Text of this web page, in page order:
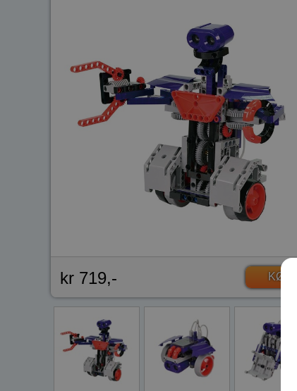
kr 719,- KØB